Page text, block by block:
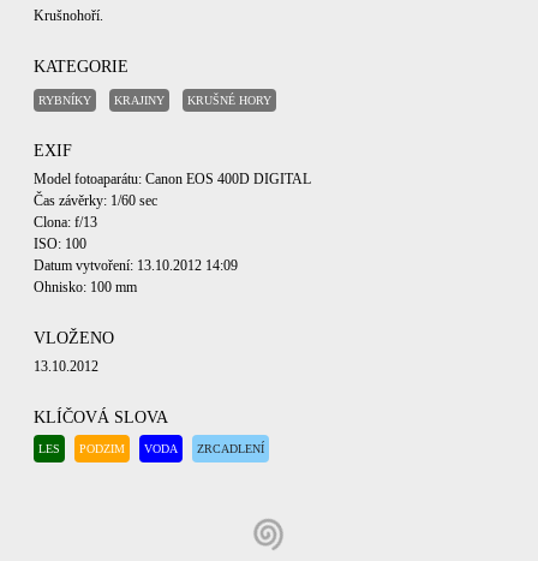
Krušnohoří.
KATEGORIE
RYBNÍKY KRAJINY KRUŠNÉ HORY
EXIF
Model fotoaparátu: Canon EOS 400D DIGITAL
Čas závěrky: 1/60 sec
Clona: f/13
ISO: 100
Datum vytvoření: 13.10.2012 14:09
Ohnisko: 100 mm
VLOŽENO
13.10.2012
KLÍČOVÁ SLOVA
LES PODZIM VODA ZRCADLENÍ